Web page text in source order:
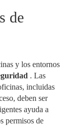
de
y los entornos
. Las
incluidas
deben ser
ayuda a
permisos de